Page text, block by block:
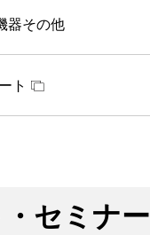
器その他
ト
セミナー